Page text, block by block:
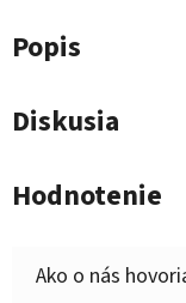
Popis
Diskusia
Hodnotenie